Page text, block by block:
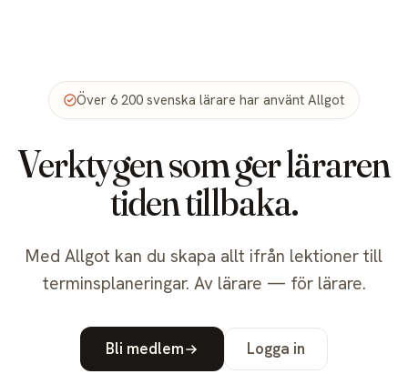
Över 6 200 svenska lärare har använt Allgot
Verktygen som ger läraren
tiden tillbaka.
Med Allgot kan du skapa allt ifrån lektioner till
terminsplaneringar. Av lärare — för lärare.
Bli medlem Logga in